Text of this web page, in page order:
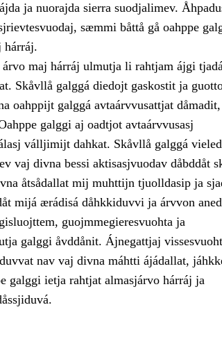
ja nuorajda sierra suodjalimev.
sæmmi båttå gå oahppe
hárráj.
árvo maj hárráj ulmutja li rahtjam ájgi
Skåvllå galggá diedojt gaskostit ja
oahppijt galggá avtaárvvusattjat
galggi aj oadtjot avtaárvvusasj
válljimijt dahkat. Skåvllå galggá
vaj divna bessi aktisasjvuodav dåbddåt
åtsådallat mij muhttijn tjuolldasip ja
mijá ærádisá dåhkkiduvvi ja árvvon
guojmmegieresvuohta ja
galggi åvddånit. Ájnegattjaj
nav vaj divna máhtti ájádallat,
galggi ietja rahtjat almasjárvo hárráj ja